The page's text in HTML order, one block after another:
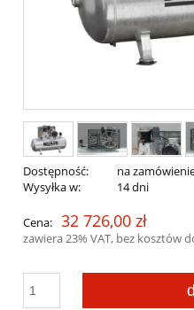
Dostępność:
na
Wysyłka w:
14 dni
Cena: 32 726,00 zł
zawiera 23% VAT, bez kosztów